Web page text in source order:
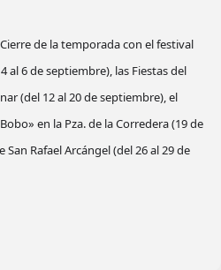
Cierre de la temporada con el festival
al 6 de septiembre), las Fiestas del
(del 12 al 20 de septiembre), el
en la Pza. de la Corredera (19 de
Rafael Arcángel (del 26 al 29 de